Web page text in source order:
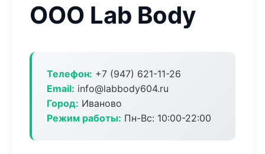
ООО Lab Body
Телефон: +7 (947) 621-11-26
Email: info@labbody604.ru
Город: Иваново
Режим работы: Пн-Вс: 10:00-22:00